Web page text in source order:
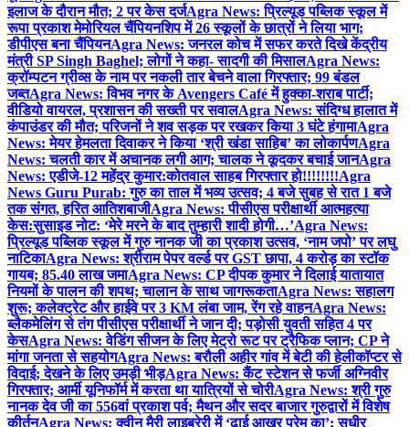
इलाज के दौरान मौत; 2 पर केस दर्जAgra News: प्रिल्यूड पब्लिक स्कूल में
रूपा प्रकाश मेमोरियल चैंपियनशिप में 26 स्कूलों के छात्रों ने लिया भाग;
डीपीएस बना चैंपियनAgra News: जनरल कोच में सफर करते दिखे केंद्रीय
मंत्री SP Singh Baghel; लोगों ने कहा- सादगी की मिसालAgra News:
क्रॉम्पटन ग्रीव्स के नाम पर नकली तार बेचने वाला गिरफ्तार; 99 बंडल
जब्तAgra News: विभव नगर के Avengers Café में हुक्का-शराब पार्टी;
वीडियो वायरल, प्रशासन की सख्ती पर सवालAgra News: संदिग्ध हालात में
कंपाउंडर की मौत; परिजनों ने शव सड़क पर रखकर किया 3 घंटे हंगामाAgra
News: मेयर हेमलता दिवाकर ने किया ‘श्री खंडा साहिब’ का लोकार्पणAgra
News: चलती कार में अचानक लगी आग; चालक ने कूदकर बचाई जानAgra
News: एडीजे-12 महेंद्र कुमार:कोतवाल साहब गिरफ्तार हो!!!!!!!!Agra
News Guru Purab: गुरु का ताल में भव्य उत्सव; 4 बजे सुबह से रात 1 बजे
तक संगत, हरित आतिशबाजीAgra News: पीसीएस परीक्षार्थी आत्महत्या
केस:सुसाइड नोट: ‘मेरे मरने के बाद तुम्हारी शादी होगी…’Agra News:
प्रिल्यूड पब्लिक स्कूल में गुरु नानक जी का प्रकाश उत्सव, ‘नाम जपो’ पर लघु
नाटिकाAgra News: श्रीराम पेपर वर्ल्ड पर GST छापा, 4 करोड़ का स्टॉक
गायब; 85.40 लाख जमाAgra News: CP दीपक कुमार ने दिलाई यातायात
नियमों के पालन की शपथ; चालान के साथ जागरूकताAgra News: सहालग
शुरू; कलेक्ट्रेट और हाईवे पर 3 KM लंबा जाम, रेंग रहे वाहनAgra News:
ब्लैकमेलिंग से तंग पीसीएस परीक्षार्थी ने जान दी; पड़ोसी युवती सहित 4 पर
केसAgra News: वेडिंग सीजन के लिए मेट्रो रूट पर ट्रैफिक प्लान; CP ने
मांगा जनता से सहयोगAgra News: बरौली अहीर गांव में बेटी की हेलीकॉप्टर से
विदाई; देखने के लिए उमड़ी भीड़Agra News: कैंट स्टेशन से फर्जी अग्निवीर
गिरफ्तार; आर्मी यूनिफॉर्म में करता था यात्रियों से चोरीAgra News: श्री गुरु
नानक देव जी का 556वां प्रकाश पर्व; मैथन और सदर बाजार गुरुद्वारों में विशेष
कीर्तनAgra News: क्वीन मैरी लाइब्रेरी में ‘ढाई आखर प्रेम का’; सुधीर